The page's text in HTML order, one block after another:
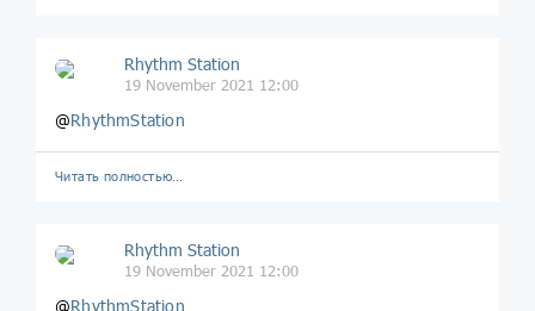
Rhythm Station
19 November 2021 12:00
@RhythmStation
Читать полностью…
Rhythm Station
19 November 2021 12:00
@RhythmStation